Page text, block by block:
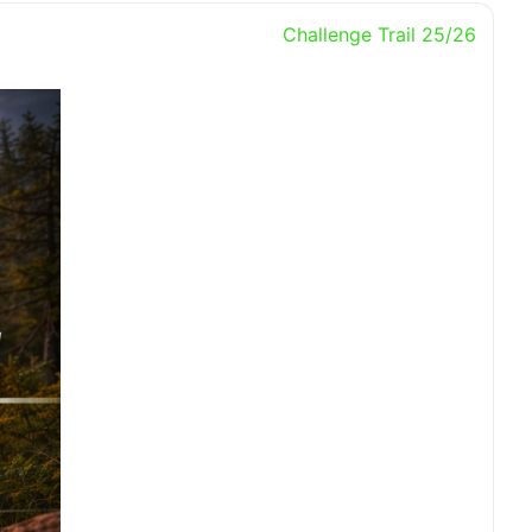
Challenge Trail 25/26